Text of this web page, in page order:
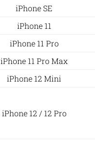
iPhone SE
iPhone 11
iPhone 11 Pro
iPhone 11 Pro Max
iPhone 12 Mini
iPhone 12 / 12 Pro